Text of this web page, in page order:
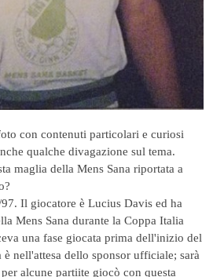
con contenuti particolari e curiosi
qualche divagazione sul tema.
maglia della Mens Sana riportata a
Il giocatore è Lucius Davis ed ha
Mens Sana durante la Coppa Italia
una fase giocata prima dell'inizio del
nell'attesa dello sponsor ufficiale; sarà
alcune partiite giocò con questa